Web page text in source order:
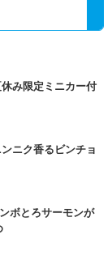
み限定ミニカー付
ニク香るビンチョ
ボとろサーモンが